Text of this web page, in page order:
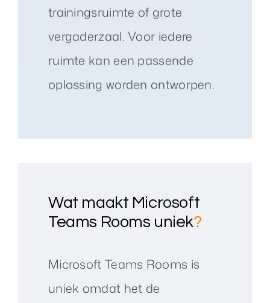
trainingsruimte of grote
vergaderzaal. Voor iedere
ruimte kan een passende
oplossing worden ontworpen.
Wat maakt Microsoft
Teams Rooms uniek?
Microsoft Teams Rooms is
uniek omdat het de